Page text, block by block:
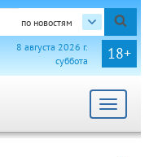
по новостям
18+
8 августа 2026 г.
суббота
Toggle